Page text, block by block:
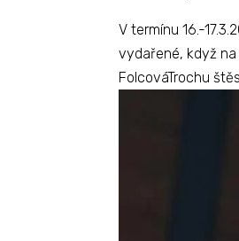
V termínu 16.-
vydařené, když na
FolcováTrochu